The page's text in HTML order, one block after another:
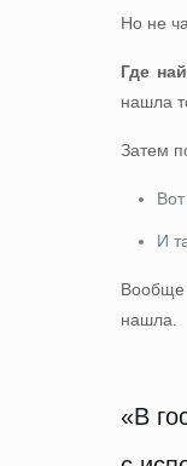
Но не
Где
нашла
Затем
И
Вообще
нашла.
«В